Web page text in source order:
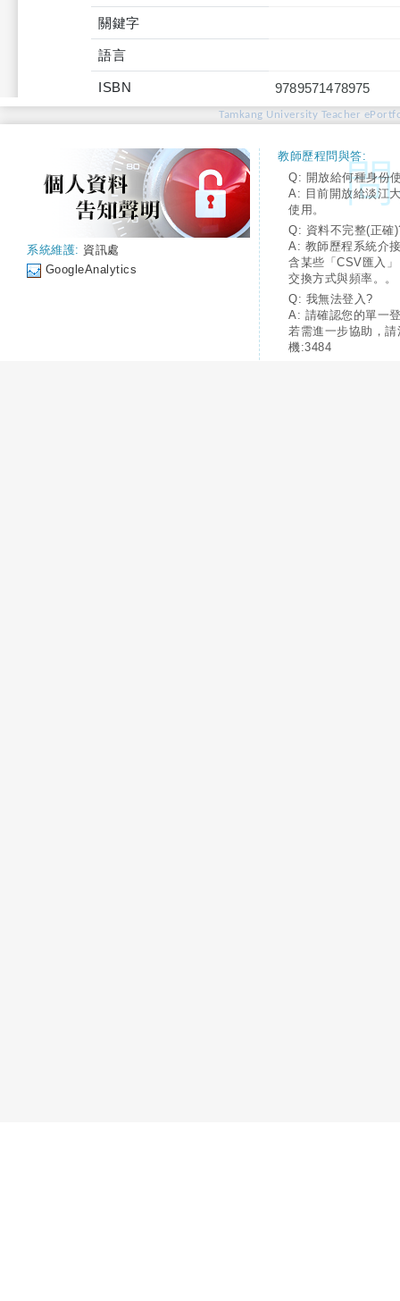
關鍵字
語言
ISBN 9789571478975
Tamkang University Teacher
系統維護: 資訊處
GoogleAnalytics
教師歷程問與答:
Q: 開放給何種身份
A: 目前開放給淡江
使用。
Q: 資料不完整(正確
A: 教師歷程系統介
含某些「CSV匯入
交換方式與頻率。。
Q: 我無法登入?
A: 請確認您的單一
若需進一步協助，
機:3484